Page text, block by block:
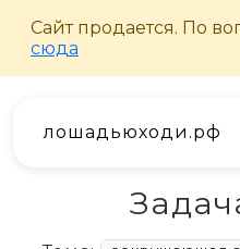
лошадьюходи.рф